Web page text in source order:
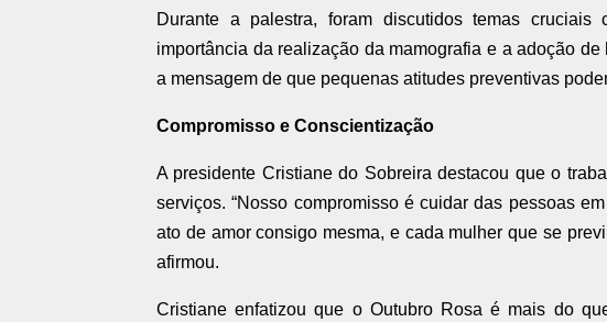
Durante a palestra, foram discutidos temas
importância da realização da mamografia e a adoção
a mensagem de que pequenas atitudes preventivas
Compromisso e Conscientização
A presidente Cristiane do Sobreira destacou que o
serviços. “Nosso compromisso é cuidar das pessoas
ato de amor consigo mesma, e cada mulher que se
afirmou.
Cristiane enfatizou que o Outubro Rosa é mais do